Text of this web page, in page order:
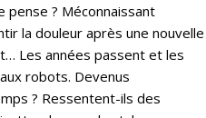
pense ? Méconnaissant
la douleur après une nouvelle
Les années passent et les
robots. Devenus
? Ressentent-ils des